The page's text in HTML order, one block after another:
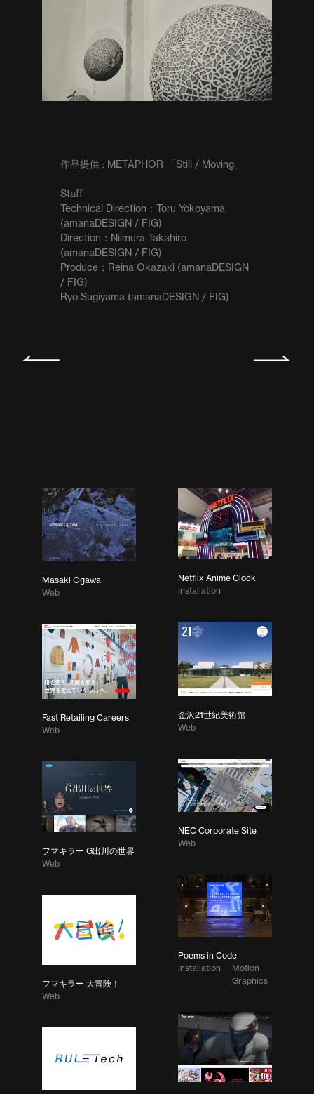
作品提供 : METAPHOR 「Still / Moving」
Staff
Technical Direction：Toru Yokoyama
(amanaDESIGN / FIG)
Direction：Niimura Takahiro
(amanaDESIGN / FIG)
Produce：Reina Okazaki (amanaDESIGN
/ FIG)
Ryo Sugiyama (amanaDESIGN / FIG)
Masaki Ogawa
Web
Netflix Anime Clock
Installation
金沢21世紀美術館
Web
Fast Retailing Careers
Web
NEC Corporate Site
Web
フマキラー G出川の世界
Web
Poems in Code
Installation
Motion
Graphics
フマキラー 大冒険！
Web